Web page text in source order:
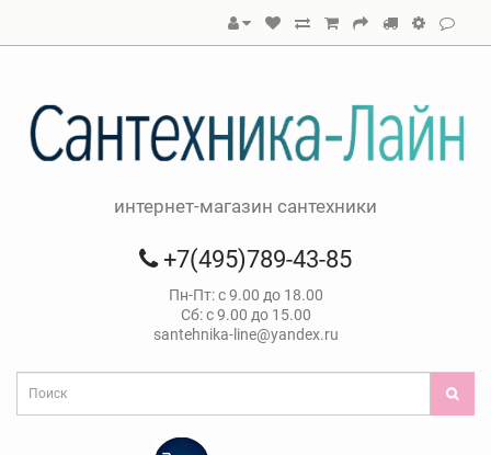
интернет-магазин сантехники
+7(495)789-43-85
Пн-Пт: с 9.00 до 18.00
Сб: с 9.00 до 15.00
santehnika-line@yandex.ru